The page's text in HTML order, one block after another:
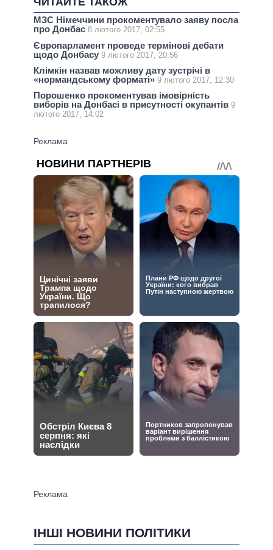
МЗС Німеччини прокоментувало заяву посла
про Донбас 8 лютого 2017, 02:55
Європарламент проведе термінові дебати
щодо Донбасу 9 лютого 2017, 20:56
Клімкін назвав можливу дату зустрічі в
«нормандському форматі» 9 лютого 2017, 12:30
Порошенко прокоментував імовірність
виборів на Донбасі в присутності окупантів 9
лютого 2017, 14:02
ІНШІ НОВИНИ ПОЛІТИКИ